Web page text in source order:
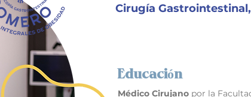
Cirugía
Educación
Médico Cirujano por la